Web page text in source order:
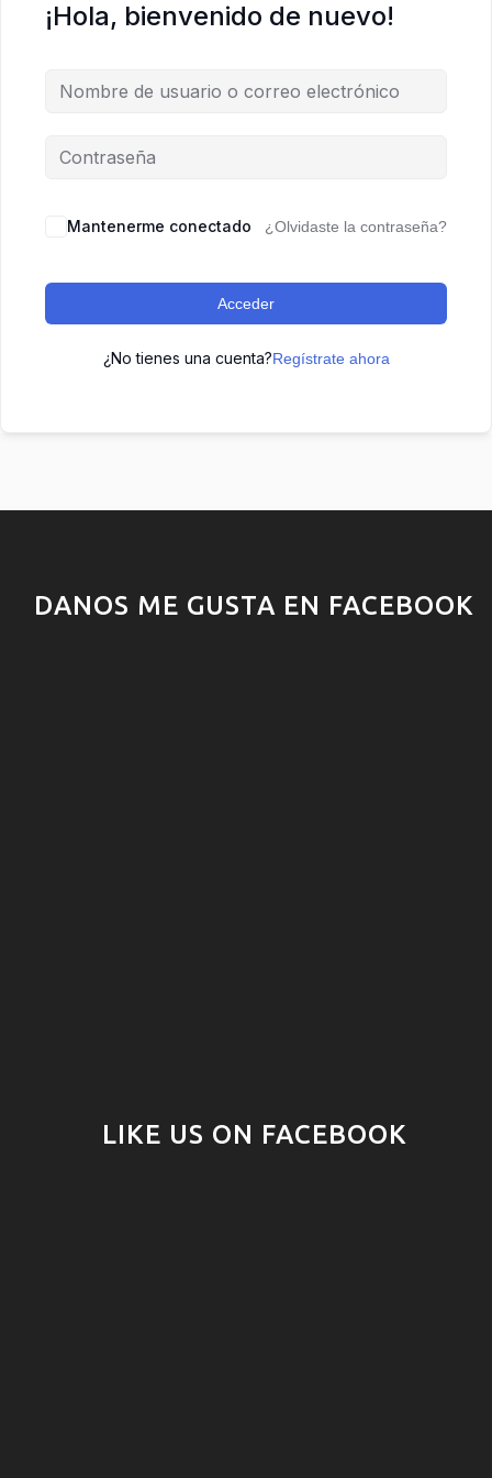
¡Hola, bienvenido de nuevo!
Mantenerme conectado ¿Olvidaste la contraseña?
Acceder
¿No tienes una cuenta?Regístrate ahora
DANOS ME GUSTA EN FACEBOOK
LIKE US ON FACEBOOK